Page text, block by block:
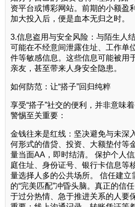
资平台或博彩网站。前期的小额盈
加大投入后，便是血本无归之时。
3.信息盗用与安全风险：与陌生人
可能在不经意间泄露住址、工作单
件等敏感信息。这些信息可能被用
亲友，甚至带来人身安全隐患。
如何防范：让“搭子”回归纯粹
享受“搭子”社交的便利，并非意味
警惕至关重要：
金钱往来是红线：坚决避免与未深
何形式的借贷、投资、大额垫付等
量当面AA，即时结清。 保护个人
庭住址、身份证号、银行卡信息等
量选择人多的公共场所。 信任建立
的“完美匹配”冲昏头脑。真正的信
于过分热情、急于推进关系的人要